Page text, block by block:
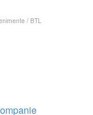
/ BTL